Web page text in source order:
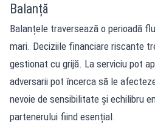
Balanță
Balanțele traversează o perioadă
mari. Deciziile financiare riscante
gestionat cu grijă. La serviciu pot
adversarii pot încerca să le
nevoie de sensibilitate și echilibru
partenerului fiind esențial.